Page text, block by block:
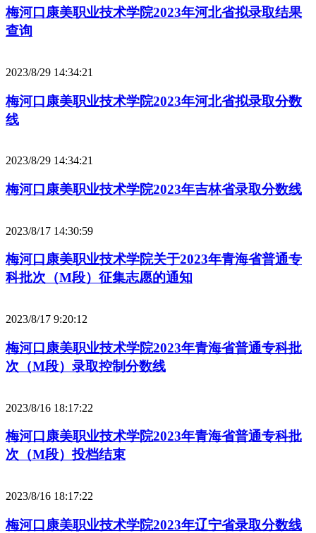
梅河口康美职业技术学院2023年河北省拟录取结果
查询
2023/8/29 14:34:21
梅河口康美职业技术学院2023年河北省拟录取分数
线
2023/8/29 14:34:21
梅河口康美职业技术学院2023年吉林省录取分数线
2023/8/17 14:30:59
梅河口康美职业技术学院关于2023年青海省普通专
科批次（M段）征集志愿的通知
2023/8/17 9:20:12
梅河口康美职业技术学院2023年青海省普通专科批
次（M段）录取控制分数线
2023/8/16 18:17:22
梅河口康美职业技术学院2023年青海省普通专科批
次（M段）投档结束
2023/8/16 18:17:22
梅河口康美职业技术学院2023年辽宁省录取分数线